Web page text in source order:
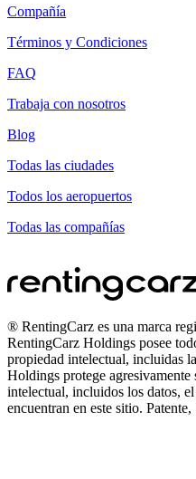
Compañía
Términos y Condiciones
FAQ
Trabaja con nosotros
Blog
Todas las ciudades
Todos los aeropuertos
Todas las compañías
® RentingCarz es una marca
RentingCarz Holdings posee
propiedad intelectual, incluidas
Holdings protege agresivamente
intelectual, incluidos los datos,
encuentran en este sitio.